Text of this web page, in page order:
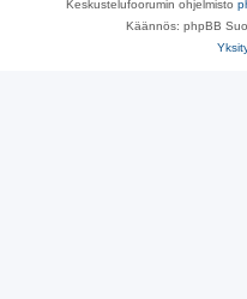
Keskustelufoorumin ohjelmisto
Käännös: phpBB